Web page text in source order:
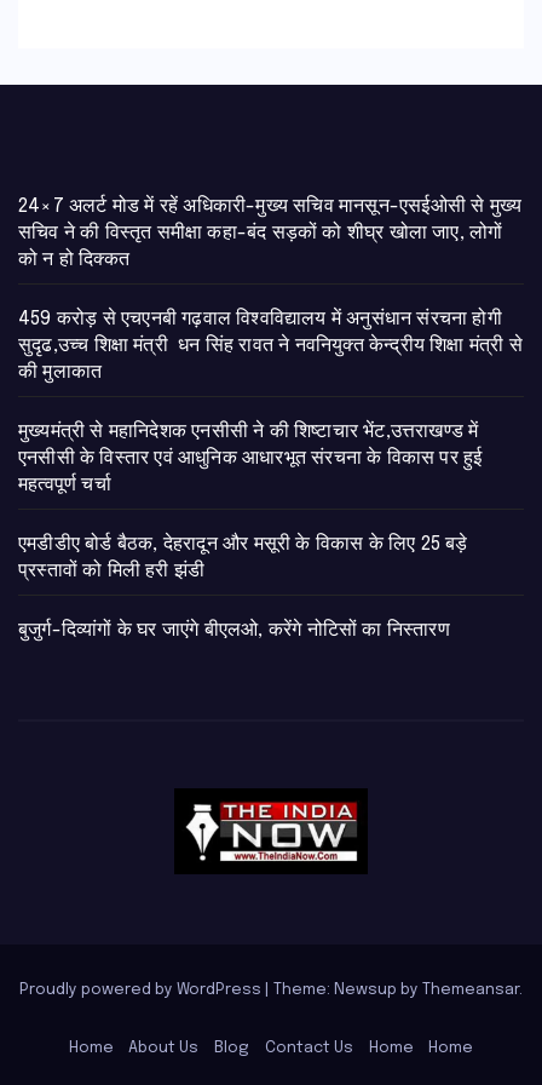
24×7 अलर्ट मोड में रहें अधिकारी-मुख्य सचिव मानसून-एसईओसी से मुख्य
सचिव ने की विस्तृत समीक्षा कहा-बंद सड़कों को शीघ्र खोला जाए, लोगों
को न हो दिक्कत
459 करोड़ से एचएनबी गढ़वाल विश्वविद्यालय में अनुसंधान संरचना होगी
सुदृढ,उच्च शिक्षा मंत्री धन सिंह रावत ने नवनियुक्त केन्द्रीय शिक्षा मंत्री से
की मुलाकात
मुख्यमंत्री से महानिदेशक एनसीसी ने की शिष्टाचार भेंट,उत्तराखण्ड में
एनसीसी के विस्तार एवं आधुनिक आधारभूत संरचना के विकास पर हुई
महत्वपूर्ण चर्चा
एमडीडीए बोर्ड बैठक, देहरादून और मसूरी के विकास के लिए 25 बड़े
प्रस्तावों को मिली हरी झंडी
बुजुर्ग-दिव्यांगों के घर जाएंगे बीएलओ, करेंगे नोटिसों का निस्तारण
Proudly powered by WordPress Theme: Newsup by Themeansar.
Home About Us Blog Contact Us Home Home